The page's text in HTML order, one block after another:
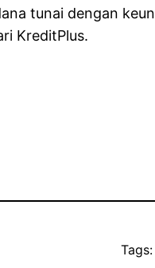
tunai dengan
KreditPlus.
Tags: